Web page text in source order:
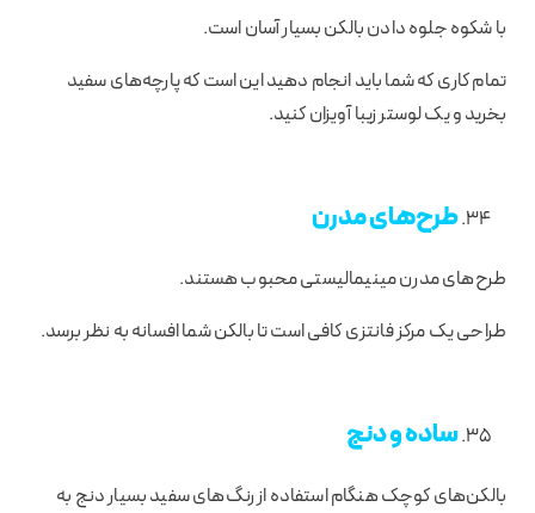
با شکوه جلوه دادن بالکن بسیار آسان است.
تمام کاری که شما باید انجام دهید این است که پارچه‌های سفید
بخرید و یک لوستر زیبا آویزان کنید.
طرح‌های مدرن
طرح‌های مدرن مینیمالیستی محبوب هستند.
طراحی یک مرکز فانتزی کافی است تا بالکن شما افسانه به نظر برسد.
​​ساده و دنج
بالکن‌های کوچک هنگام استفاده از رنگ‌های سفید بسیار دنج به